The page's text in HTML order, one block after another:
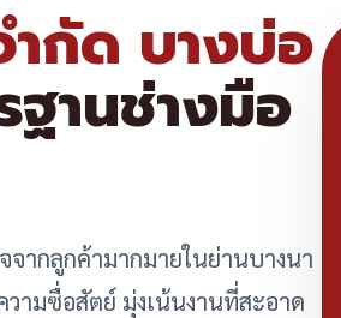
ำกัด บางบ่อ
ฐานช่างมือ
จากลูกค้ามากมายในย่านบางนา
ามซื่อสัตย์ มุ่งเน้นงานที่สะอาด